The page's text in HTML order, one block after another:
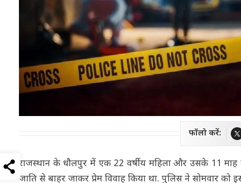
फॉलो करें:
राजस्थान के धौलपुर में एक 22 वर्षीय महिला और उसके 11
जाति से बाहर जाकर प्रेम विवाह किया था. पुलिस ने सोमवार को